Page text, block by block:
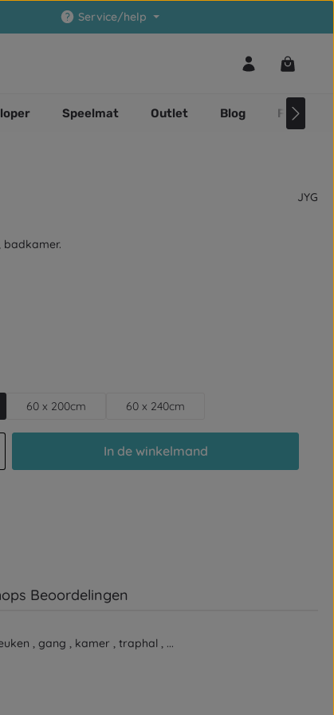
Service/help
Speelmat Outlet Blog Faq
JYG
badkamer.
60 x 200cm 60 x 240cm
Voer de gewenste hoeveelheid in
In de winkelmand
Beoordelingen
, gang , kamer , traphal , ...